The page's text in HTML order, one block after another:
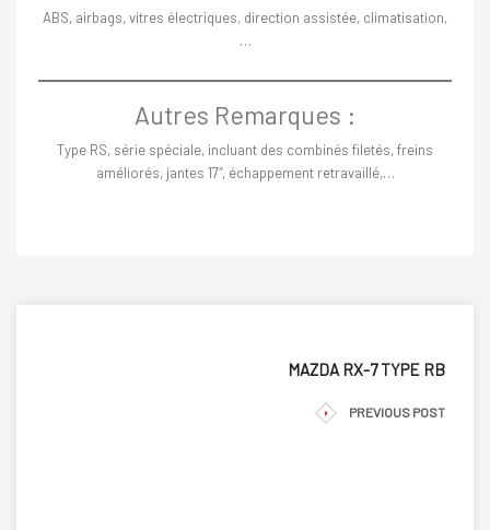
ABS, airbags, vitres électriques, direction assistée, climatisation,
…
Autres Remarques :
Type RS, série spéciale, incluant des combinés filetés, freins
améliorés, jantes 17″, échappement retravaillé,…
MAZDA RX-7 TYPE RB
PREVIOUS POST